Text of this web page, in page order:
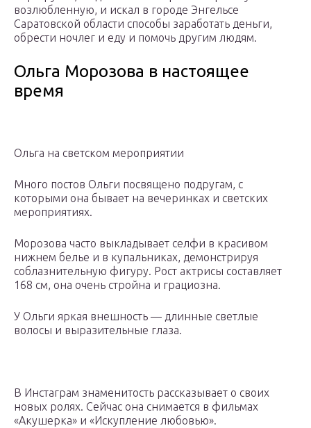
возлюбленную, и искал в городе Энгельсе
Саратовской области способы заработать деньги,
обрести ночлег и еду и помочь другим людям.
Ольга Морозова в настоящее
время
Ольга на светском мероприятии
Много постов Ольги посвящено подругам, с
которыми она бывает на вечеринках и светских
мероприятиях.
Морозова часто выкладывает селфи в красивом
нижнем белье и в купальниках, демонстрируя
соблазнительную фигуру. Рост актрисы составляет
168 см, она очень стройна и грациозна.
У Ольги яркая внешность — длинные светлые
волосы и выразительные глаза.
В Инстаграм знаменитость рассказывает о своих
новых ролях. Сейчас она снимается в фильмах
«Акушерка» и «Искупление любовью».